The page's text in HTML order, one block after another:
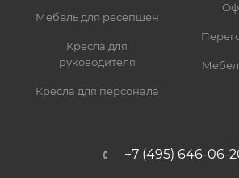
Мебель для ресепшен
Кресла для
руководителя
Кресла для персонала
+7 (495) 646-06-